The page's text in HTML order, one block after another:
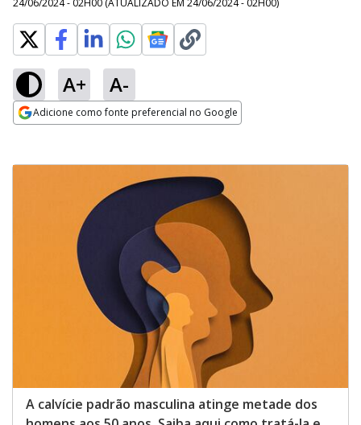
24/06/2024 - 02H00 (ATUALIZADO EM 24/06/2024 - 02H00)
A+ A-
Adicione como fonte preferencial no Google
A calvície padrão masculina atinge metade dos